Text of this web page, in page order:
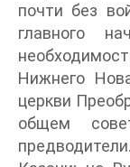
почти без
главного
Нижнего
церкви
общем